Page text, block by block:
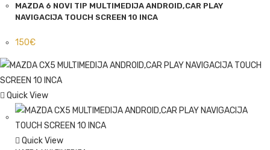
MAZDA 6 NOVI TIP MULTIMEDIJA ANDROID,CAR PLAY
NAVIGACIJA TOUCH SCREEN 10 INCA
150€
Quick View
Quick View